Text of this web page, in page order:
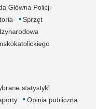
Główna Policji
Sprzęt
statystyki
Opinia publiczna